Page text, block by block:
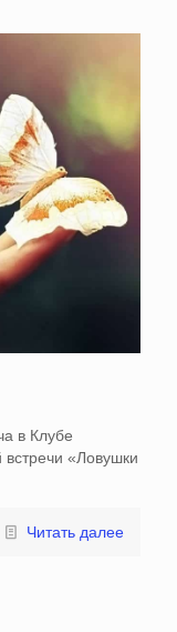
в Клубе
«Ловушки
Читать далее